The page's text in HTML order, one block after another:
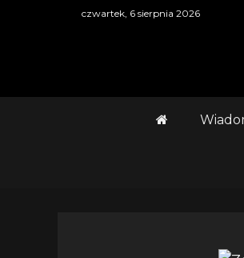
czwartek, 6 sierpnia 2026